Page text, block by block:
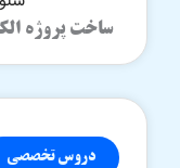
ساخت پروژه
دروس تخصصی